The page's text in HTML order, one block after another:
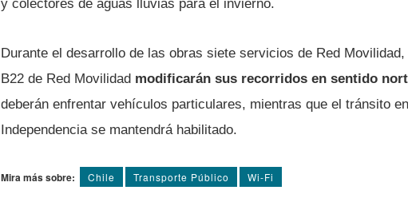
y colectores de aguas lluvias para el invierno.
Durante el desarrollo de las obras siete servicios de Red
B22 de Red Movilidad modificarán sus recorridos en sentido
deberán enfrentar vehículos particulares, mientras que el tránsito
Independencia se mantendrá habilitado.
Mira más sobre: Chile Transporte Público Wi-Fi